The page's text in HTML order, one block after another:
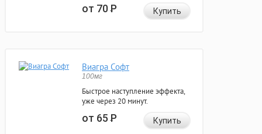
от 70Р Купить
Виагра Софт
100мг
Быстрое наступление эффекта,
уже через 20 минут.
от 65Р Купить